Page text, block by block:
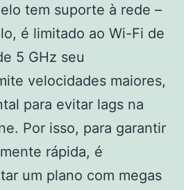
tem suporte à rede –
é limitado ao Wi-Fi de
5 GHz seu
velocidades maiores,
para evitar lags na
Por isso, para garantir
rápida, é
um plano com megas